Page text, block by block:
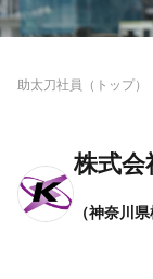
助太刀社員（トップ）
株式会
（神奈川